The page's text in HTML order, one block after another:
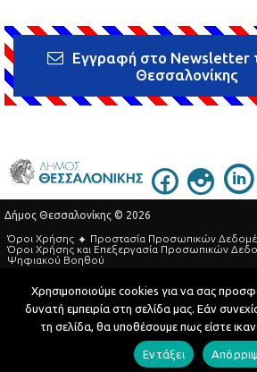
Εγγραφή στο Newsletter
Θεσσαλονίκης
Δήμος Θεσσαλονίκης © 2026
Όροι Χρήσης
Προστασία Προσωπικών
Όροι Xρήσης και Eπεξεργασία Προσωπικών
Ψηφιακού Βοηθού
Τηλεφωνικός Κατάλογος
Developed by MyCompany Projects
Χρησιμοποιούμε cookies για να σας
δυνατή εμπειρία στη σελίδα μας. Εάν
τη σελίδα, θα υποθέσουμε πως είστε
Εντάξει